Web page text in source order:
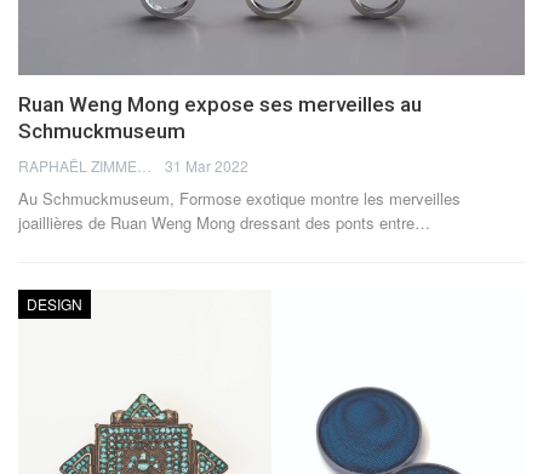
Ruan Weng Mong expose ses merveilles au
Schmuckmuseum
31 Mar 2022
Au Schmuckmuseum, Formose exotique montre les merveilles
joaillières de Ruan Weng Mong dressant des ponts entre…
DESIGN